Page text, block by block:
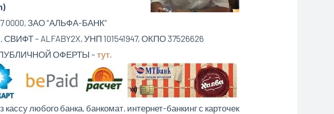
0000, ЗАО “АЛЬФА-БАНК”
СВИФТ – ALFABY2X, УНП 101541947, ОКПО 37526626
ПУБЛИЧНОЙ ОФЕРТЫ –тут.
любого банка, банкомат, интернет-банкинг с карточек